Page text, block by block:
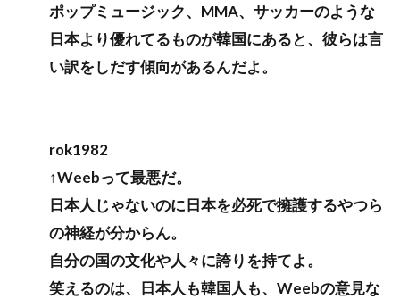
ポップミュージック、MMA、サッカーのような
日本より優れてるものが韓国にあると、彼らは言
い訳をしだす傾向があるんだよ。
rok1982
↑Weebって最悪だ。
日本人じゃないのに日本を必死で擁護するやつら
の神経が分からん。
自分の国の文化や人々に誇りを持てよ。
笑えるのは、日本人も韓国人も、Weebの意見な